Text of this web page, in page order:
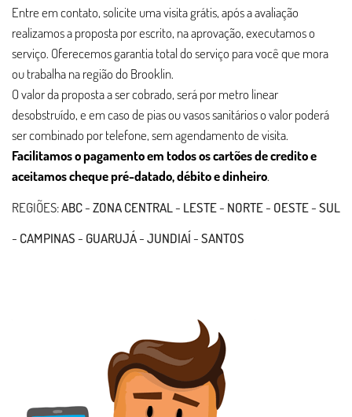
Entre em contato, solicite uma visita grátis, após a avaliação
realizamos a proposta por escrito, na aprovação, executamos o
serviço. Oferecemos garantia total do serviço para você que mora
ou trabalha na região do Brooklin.
O valor da proposta a ser cobrado, será por metro linear
desobstruído, e em caso de pias ou vasos sanitários o valor poderá
ser combinado por telefone, sem agendamento de visita.
Facilitamos o pagamento em todos os cartões de credito e
aceitamos cheque pré-datado, débito e dinheiro.
REGIÕES:ABC-ZONA CENTRAL- LESTE- NORTE- OESTE-SUL
- CAMPINAS- GUARUJÁ-JUNDIAÍ-SANTOS